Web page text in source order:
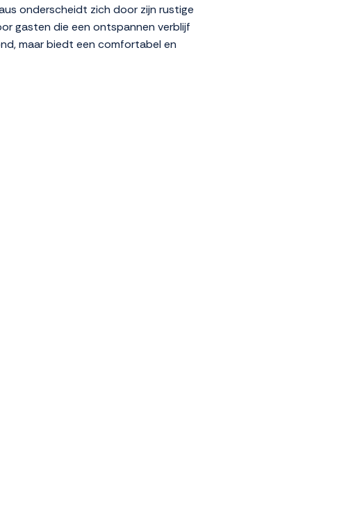
onderscheidt zich door zijn rustige
gasten die een ontspannen verblijf
maar biedt een comfortabel en